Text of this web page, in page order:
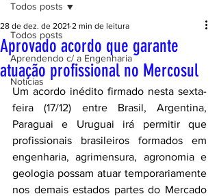
Todos posts
Aprendendo c/ a Engenharia
Notícias
Todos posts
Aprovado acordo que garante
atuação profissional no Mercosul
28 de dez. de 2021 2 min de leitura
Um acordo inédito firmado nesta sexta-
feira (17/12) entre Brasil, Argentina,
Paraguai e Uruguai irá permitir que
profissionais brasileiros formados em
engenharia, agrimensura, agronomia e
geologia possam atuar temporariamente
nos demais estados partes do Mercado